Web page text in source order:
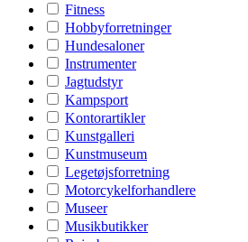
Fitness
Hobbyforretninger
Hundesaloner
Instrumenter
Jagtudstyr
Kampsport
Kontorartikler
Kunstgalleri
Kunstmuseum
Legetøjsforretning
Motorcykelforhandlere
Museer
Musikbutikker